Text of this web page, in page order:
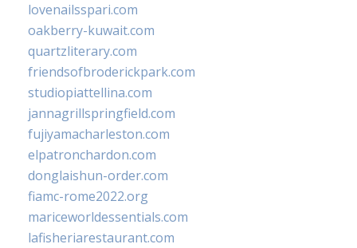
lovenailsspari.com
oakberry-kuwait.com
quartzliterary.com
friendsofbroderickpark.com
studiopiattellina.com
jannagrillspringfield.com
fujiyamacharleston.com
elpatronchardon.com
donglaishun-order.com
fiamc-rome2022.org
mariceworldessentials.com
lafisheriarestaurant.com